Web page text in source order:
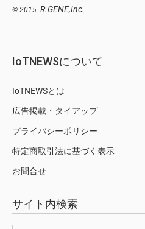
© 2015- R.GENE,Inc.
IoTNEWSについて
IoTNEWSとは
広告掲載・タイアップ
プライバシーポリシー
特定商取引法に基づく表示
お問合せ
サイト内検索